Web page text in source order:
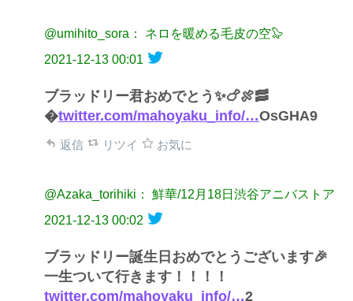
@umihito_sora： ネロを暖める毛皮の空🦭
2021-12-13 00:01
ブラッドリー君おめでとう✨🍗🍖🥓
�twitter.com/mahoyaku_info/…OsGHA9
返信 リツイ お気に
@Azaka_torihiki： 鮮華/12月18日渋谷アニバストア
2021-12-13 00:02
ブラッドリー誕生日おめでとうございます🎉
一生ついて行きます！！！！
twitter.com/mahoyaku_info/…2